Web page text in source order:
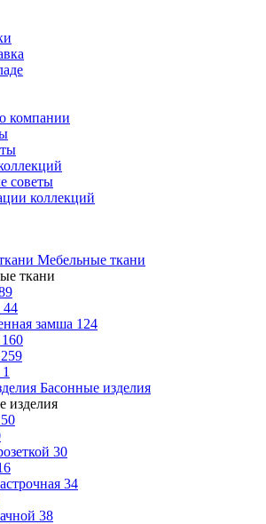
компании
советы
коллекций
Мебельные ткани
ткани
44
замша 124
160
259
1
Басонные изделия
изделия
50
30
34
38